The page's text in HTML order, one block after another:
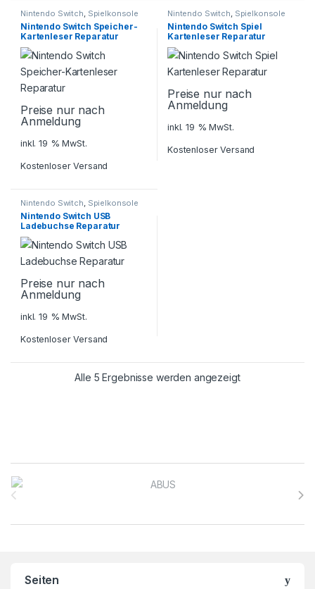
Nintendo Switch, Spielkonsole
Reparatur
Nintendo Switch Speicher-
Kartenleser Reparatur
Preise nur nach
Anmeldung
inkl. 19 % MwSt.
Kostenloser Versand
Nintendo Switch, Spielkonsole
Reparatur
Nintendo Switch Spiel
Kartenleser Reparatur
Preise nur nach
Anmeldung
inkl. 19 % MwSt.
Kostenloser Versand
Nintendo Switch, Spielkonsole
Reparatur
Nintendo Switch USB
Ladebuchse Reparatur
Preise nur nach
Anmeldung
inkl. 19 % MwSt.
Kostenloser Versand
Alle 5 Ergebnisse werden angezeigt
Brands Carousel
Seiten